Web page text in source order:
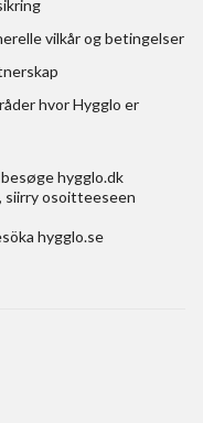
vilkår og betingelser
hvor Hygglo er
besøgehygglo.dk
, siirry osoitteeseen
hygglo.se